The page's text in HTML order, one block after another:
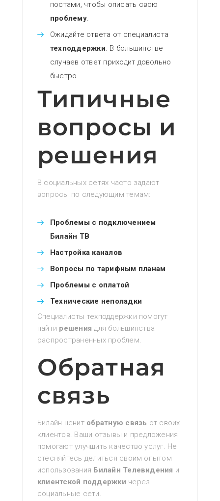
постами‚ чтобы описать свою
проблему.
Ожидайте ответа от специалиста
техподдержки. В большинстве
случаев ответ приходит довольно
быстро.
Типичные
вопросы и
решения
В социальных сетях часто задают
вопросы по следующим темам:
Проблемы с подключением
Билайн ТВ
Настройка каналов
Вопросы по тарифным планам
Проблемы с оплатой
Технические неполадки
Специалисты техподдержки помогут
найти решения для большинства
распространенных проблем.
Обратная
связь
Билайн ценит обратную связь от своих
клиентов. Ваши отзывы и предложения
помогают улучшить качество услуг. Не
стесняйтесь делиться своим опытом
использования Билайн Телевидения и
клиентской поддержки через
социальные сети.